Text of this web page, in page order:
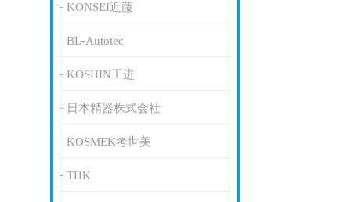
KONSEI近藤
BL-Autotec
KOSHIN工进
日本精器株式会社
KOSMEK考世美
THK